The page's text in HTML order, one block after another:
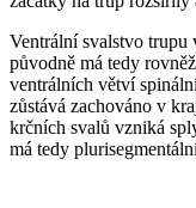
Ventrální svalstvo
původně má tedy
ventrálních větví
zůstává zachováno v
krčních svalů vzniká
má tedy